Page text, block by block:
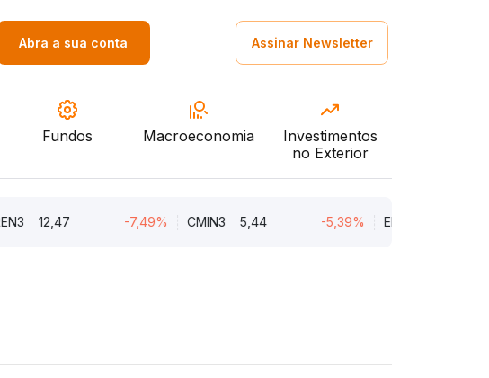
Abra a sua conta Assinar Newsletter
Fundos Macroeconomia
Investimentos
no Exterior
12,47 -7,49% CMIN3 5,44 -5,39% ENGI11